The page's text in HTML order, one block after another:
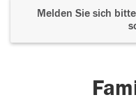
Melden Sie sich